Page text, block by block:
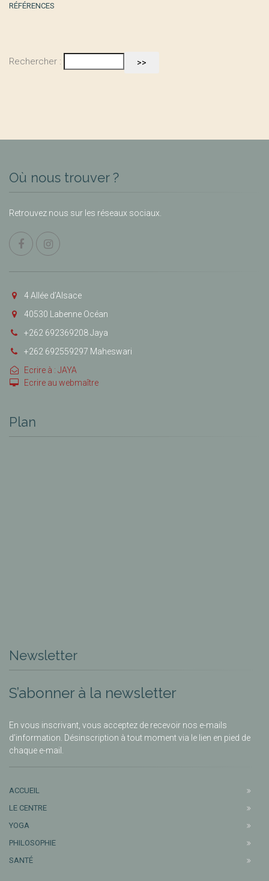
RÉFÉRENCES
Rechercher :
Où nous trouver ?
Retrouvez nous sur les réseaux sociaux.
4 Allée d’Alsace
40530 Labenne Océan
+262 692369208 Jaya
+262 692559297 Maheswari
Ecrire à : JAYA
Ecrire au webmaître
Plan
Newsletter
S’abonner à la newsletter
En vous inscrivant, vous acceptez de recevoir nos e-mails
d’information. Désinscription à tout moment via le lien en pied de
chaque e-mail.
ACCUEIL
LE CENTRE
YOGA
PHILOSOPHIE
SANTÉ